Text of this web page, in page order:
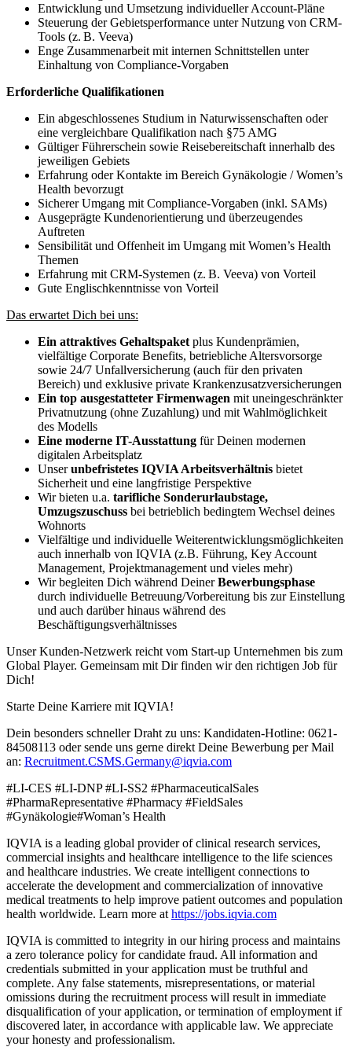
Entwicklung und Umsetzung individueller Account-Pläne
Steuerung der Gebietsperformance unter Nutzung von CRM-
Tools (z. B. Veeva)
Enge Zusammenarbeit mit internen Schnittstellen unter
Einhaltung von Compliance-Vorgaben
Erforderliche Qualifikationen
Ein abgeschlossenes Studium in Naturwissenschaften oder
eine vergleichbare Qualifikation nach §75 AMG
Gültiger Führerschein sowie Reisebereitschaft innerhalb des
jeweiligen Gebiets
Erfahrung oder Kontakte im Bereich Gynäkologie / Women’s
Health bevorzugt
Sicherer Umgang mit Compliance-Vorgaben (inkl. SAMs)
Ausgeprägte Kundenorientierung und überzeugendes
Auftreten
Sensibilität und Offenheit im Umgang mit Women’s Health
Themen
Erfahrung mit CRM-Systemen (z. B. Veeva) von Vorteil
Gute Englischkenntnisse von Vorteil
Das erwartet Dich bei uns:
Ein attraktives Gehaltspaket plus Kundenprämien,
vielfältige Corporate Benefits, betriebliche Altersvorsorge
sowie 24/7 Unfallversicherung (auch für den privaten
Bereich) und exklusive private Krankenzusatzversicherungen
Ein top ausgestatteter Firmenwagen mit uneingeschränkter
Privatnutzung (ohne Zuzahlung) und mit Wahlmöglichkeit
des Modells
Eine moderne IT-Ausstattung für Deinen modernen
digitalen Arbeitsplatz
Unserunbefristetes IQVIA Arbeitsverhältnis bietet
Sicherheit und eine langfristige Perspektive
Wir bieten u.a. tarifliche Sonderurlaubstage,
Umzugszuschuss bei betrieblich bedingtem Wechsel deines
Wohnorts
Vielfältige und individuelle Weiterentwicklungsmöglichkeiten
auch innerhalb von IQVIA (z.B. Führung, Key Account
Management, Projektmanagement und vieles mehr)
Wir begleiten Dich während DeinerBewerbungsphase
durch individuelle Betreuung/Vorbereitung bis zur Einstellung
und auch darüber hinaus während des
Beschäftigungsverhältnisses
Unser Kunden-Netzwerk reicht vom Start-up Unternehmen bis zum
Global Player. Gemeinsam mit Dir finden wir den richtigen Job für
Dich!
Starte Deine Karriere mit IQVIA!
Dein besonders schneller Draht zu uns: Kandidaten-Hotline: 0621-
84508113 oder sende uns gerne direkt Deine Bewerbung per Mail
an: Recruitment.CSMS.Germany@iqvia.com
#LI-CES #LI-DNP #LI-SS2 #PharmaceuticalSales
#PharmaRepresentative #Pharmacy #FieldSales
#Gynäkologie#Woman’s Health
IQVIA is a leading global provider of clinical research services,
commercial insights and healthcare intelligence to the life sciences
and healthcare industries. We create intelligent connections to
accelerate the development and commercialization of innovative
medical treatments to help improve patient outcomes and population
health worldwide. Learn more at https://jobs.iqvia.com
IQVIA is committed to integrity in our hiring process and maintains
a zero tolerance policy for candidate fraud. All information and
credentials submitted in your application must be truthful and
complete. Any false statements, misrepresentations, or material
omissions during the recruitment process will result in immediate
disqualification of your application, or termination of employment if
discovered later, in accordance with applicable law. We appreciate
your honesty and professionalism.